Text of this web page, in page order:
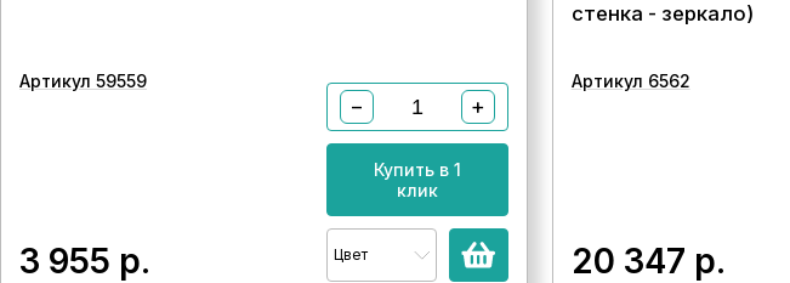
Артикул 59559
3 955 р.
− +
Купить в 1
клик
Цвет
стенка - зеркало)
Артикул 6562
20 347 р.